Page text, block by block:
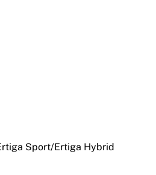
Sport/Ertiga Hybrid